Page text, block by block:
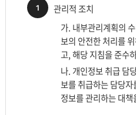
1
관리적 조치
가. 내부관리계획의
보의 안전한 처리를
고, 해당 지침을 준수
나. 개인정보 취급 담
보를 취급하는 담당
정보를 관리하는 대